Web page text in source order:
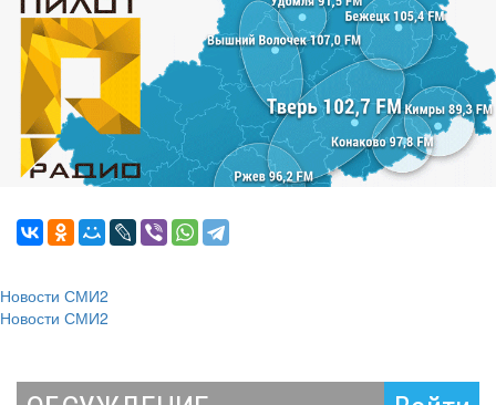
Новости СМИ2
Новости СМИ2